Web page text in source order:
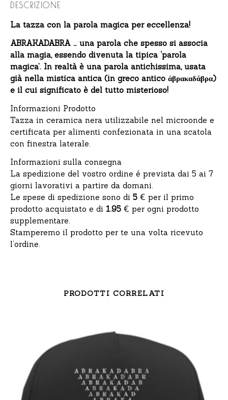
DESCRIZIONE
La tazza con la parola magica per eccellenza!
ABRAKADABRA … una parola che spesso si associa
alla magia, essendo divenuta la tipica ‘parola
magica’. In realtà è una parola antichissima, usata
già nella mistica antica (in greco antico ἀβρακαδάβρα)
e il cui significato è del tutto misterioso!
Informazioni Prodotto
Tazza in ceramica nera utilizzabile nel microonde e
certificata per alimenti confezionata in una scatola
con finestra laterale.
Informazioni sulla consegna
La spedizione del vostro ordine é prevista dai 5 ai 7
giorni lavorativi a partire da domani.
Le spese di spedizione sono di 5 € per il primo
prodotto acquistato e di 1.95 € per ogni prodotto
supplementare.
Stamperemo il prodotto per te una volta ricevuto
l’ordine.
PRODOTTI CORRELATI